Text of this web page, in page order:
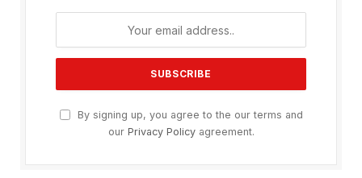
By signing up, you agree to the our terms and
our Privacy Policyagreement.